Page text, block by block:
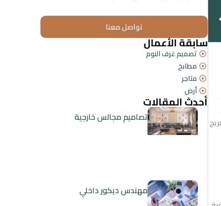
تواصل معنا
سابقة الأعمال
تصميم غرف النوم
مطابخ
متاجر
أرض
أحدث المقالات
تصاميم مجالس خارجية
مهندس ديكور داخلي